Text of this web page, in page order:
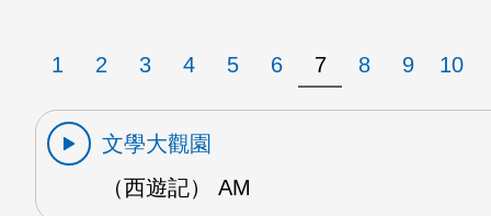
1 2 3 4 5 6 7 8 9 10
文學大觀園
（西遊記） AM